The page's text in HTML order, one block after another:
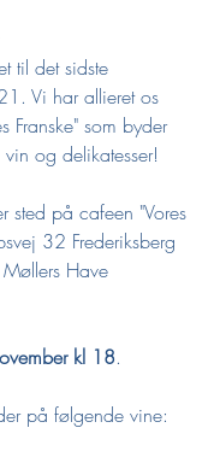
til det sidste
Vi har allieret os
Franske" som byder
og delikatesser!
sted på cafeen "Vores
32 Frederiksberg
Have
kl 18.
på følgende vine: